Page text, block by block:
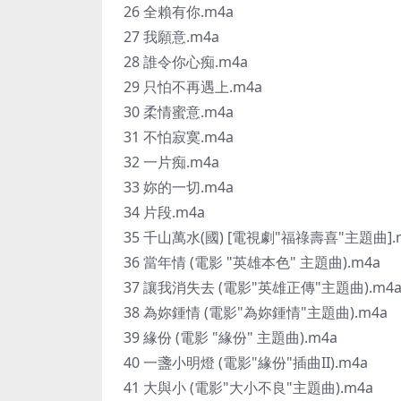
26 全賴有你.m4a
27 我願意.m4a
28 誰令你心痴.m4a
29 只怕不再遇上.m4a
30 柔情蜜意.m4a
31 不怕寂寞.m4a
32 一片痴.m4a
33 妳的一切.m4a
34 片段.m4a
35 千山萬水(國) [電視劇"福祿壽喜"主題曲
36 當年情 (電影 "英雄本色" 主題曲).m4a
37 讓我消失去 (電影"英雄正傳"主題曲).m4a
38 為妳鍾情 (電影"為妳鍾情"主題曲).m4a
39 緣份 (電影 "緣份" 主題曲).m4a
40 一盞小明燈 (電影"緣份"插曲II).m4a
41 大與小 (電影"大小不良"主題曲).m4a